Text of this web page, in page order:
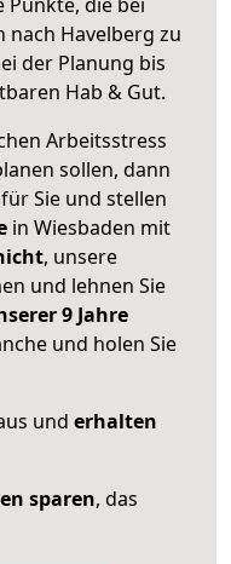
nach Havelberg zu
der Planung bis
Hab & Gut.
Arbeitsstress
sollen, dann
Sie und stellen
in Wiesbaden mit
, unsere
und lehnen Sie
9 Jahre
und holen Sie
und erhalten
sparen, das